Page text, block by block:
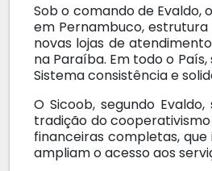
Sob o comando de Evaldo,
em Pernambuco,
novas lojas de
na Paraíba. Em todo o
Sistema consistência e
O Sicoob, segundo
tradição do
financeiras completas,
ampliam o acesso aos